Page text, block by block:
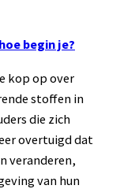
begin je?
kop op over
stoffen in
die zich
overtuigd dat
veranderen,
van hun